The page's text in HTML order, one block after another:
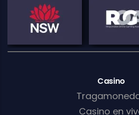
Casino
Casino en